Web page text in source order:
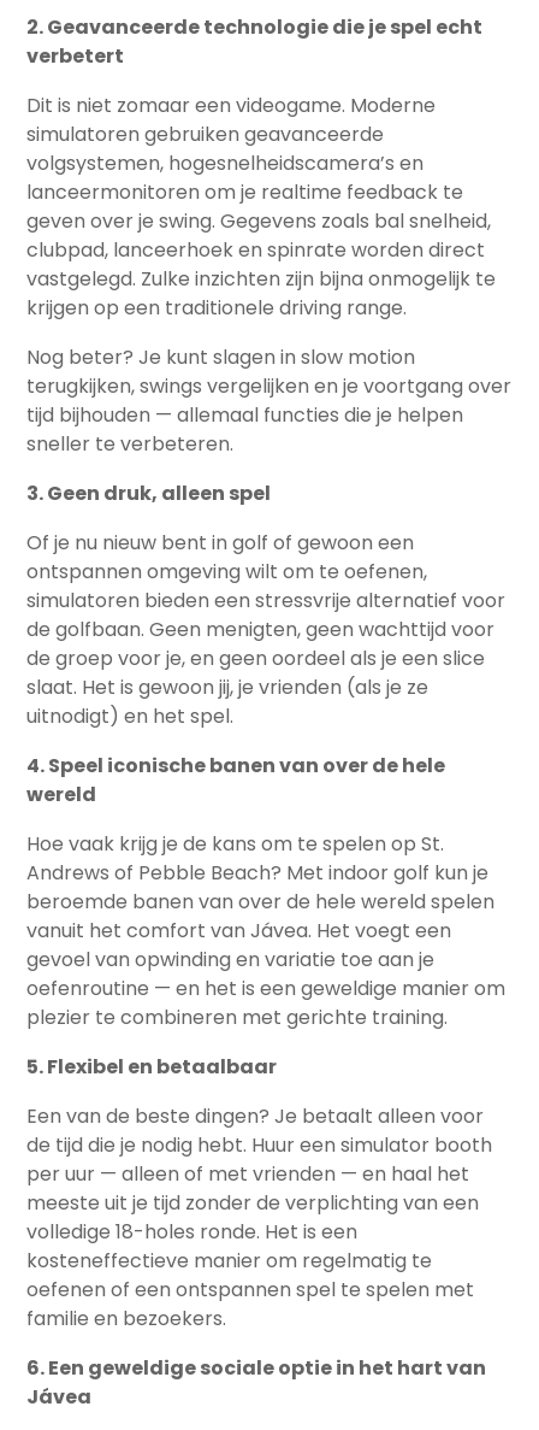
2. Geavanceerde technologie die je spel echt
verbetert
Dit is niet zomaar een videogame. Moderne
simulatoren gebruiken geavanceerde
volgsystemen, hogesnelheidscamera’s en
lanceermonitoren om je realtime feedback te
geven over je swing. Gegevens zoals bal snelheid,
clubpad, lanceerhoek en spinrate worden direct
vastgelegd. Zulke inzichten zijn bijna onmogelijk te
krijgen op een traditionele driving range.
Nog beter? Je kunt slagen in slow motion
terugkijken, swings vergelijken en je voortgang over
tijd bijhouden — allemaal functies die je helpen
sneller te verbeteren.
3. Geen druk, alleen spel
Of je nu nieuw bent in golf of gewoon een
ontspannen omgeving wilt om te oefenen,
simulatoren bieden een stressvrije alternatief voor
de golfbaan. Geen menigten, geen wachttijd voor
de groep voor je, en geen oordeel als je een slice
slaat. Het is gewoon jij, je vrienden (als je ze
uitnodigt) en het spel.
4. Speel iconische banen van over de hele
wereld
Hoe vaak krijg je de kans om te spelen op St.
Andrews of Pebble Beach? Met indoor golf kun je
beroemde banen van over de hele wereld spelen
vanuit het comfort van Jávea. Het voegt een
gevoel van opwinding en variatie toe aan je
oefenroutine — en het is een geweldige manier om
plezier te combineren met gerichte training.
5. Flexibel en betaalbaar
Een van de beste dingen? Je betaalt alleen voor
de tijd die je nodig hebt. Huur een simulator booth
per uur — alleen of met vrienden — en haal het
meeste uit je tijd zonder de verplichting van een
volledige 18-holes ronde. Het is een
kosteneffectieve manier om regelmatig te
oefenen of een ontspannen spel te spelen met
familie en bezoekers.
6. Een geweldige sociale optie in het hart van
Jávea